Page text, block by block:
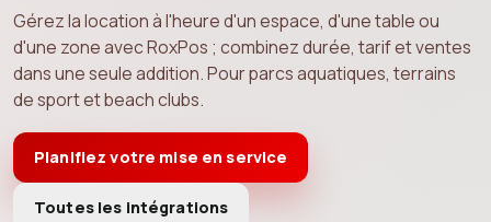
Gérez la location à l'heure d'un espace, d'une table ou
d'une zone avec RoxPos ; combinez durée, tarif et ventes
dans une seule addition. Pour parcs aquatiques, terrains
de sport et beach clubs.
Planifiez votre mise en service
Toutes les intégrations